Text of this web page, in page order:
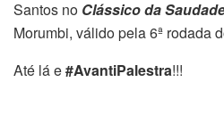
Santos no Clássico da
Morumbi, válido pela 6ª rodada
Até lá e#AvantiPalestra!!!